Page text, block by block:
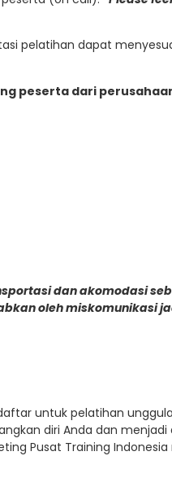
pelatihan dapat
peserta dari
dan akomodasi
oleh miskomunikasi
untuk pelatihan
diri Anda dan menjadi
Pusat Training Indonesia